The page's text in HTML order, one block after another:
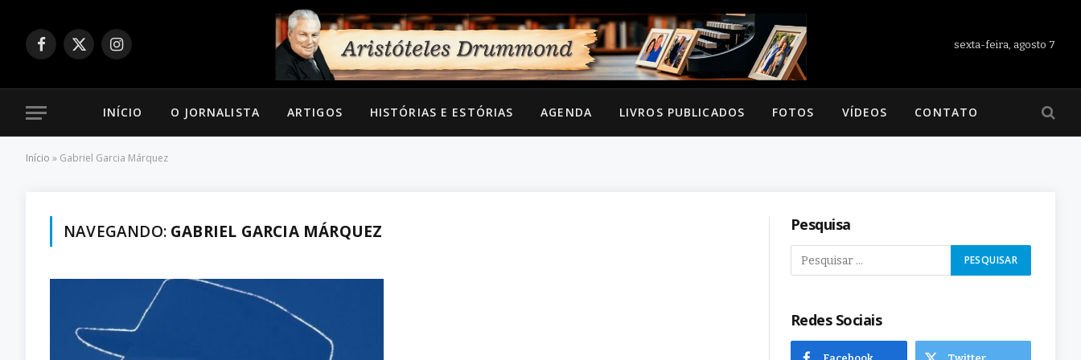
Facebook
X
Instagram
sexta-feira, agosto 7
INÍCIO O JORNALISTA ARTIGOS HISTÓRIAS E ESTÓRIAS AGENDA LIVROS PUBLICADOS FOTOS VÍDEOS CONTATO
Início » Gabriel Garcia Márquez
NAVEGANDO: GABRIEL GARCIA MÁRQUEZ Pesquisa
Redes Sociais